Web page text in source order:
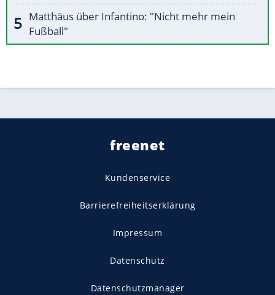
Matthäus über Infantino: "Nicht mehr mein
Fußball"
freenet
Kundenservice
Barrierefreiheitserklärung
Impressum
Datenschutz
Datenschutzmanager